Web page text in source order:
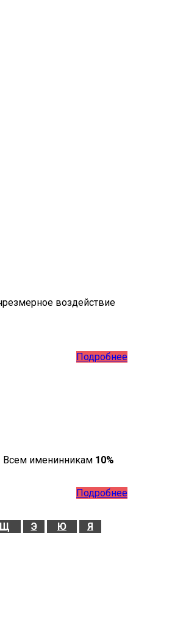
воздействие
Подробнее
Всем именинникам 10%
Подробнее
Щ Э Ю Я